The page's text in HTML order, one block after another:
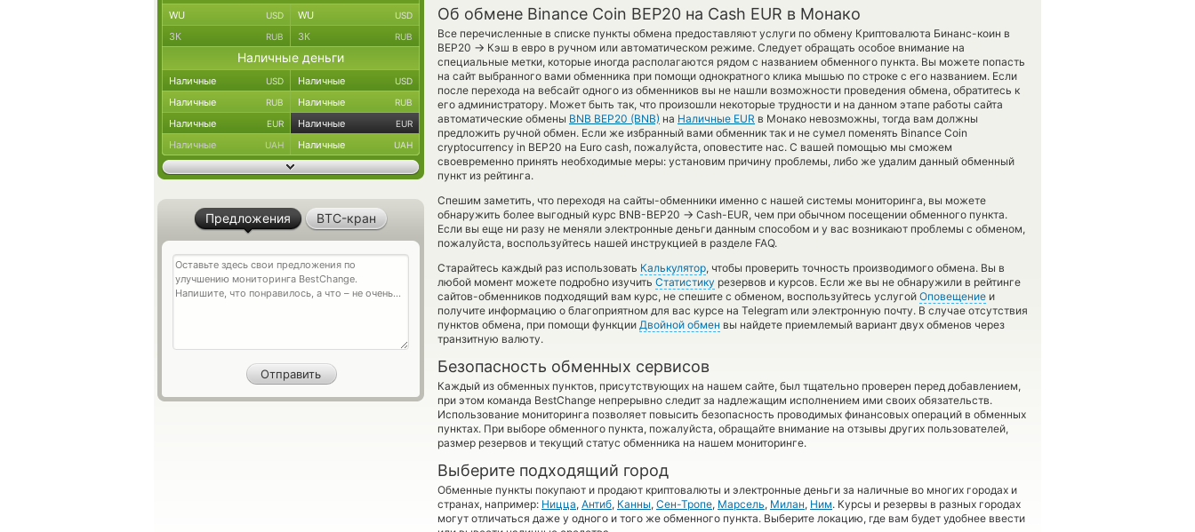
Об обмене Binance Coin BEP20 на Cash EUR в Монако
Все перечисленные в списке пункты обмена предоставляют услуги по обмену Криптовалюта Бинанс-коин в
BEP20 → Кэш в евро в ручном или автоматическом режиме. Следует обращать особое внимание на
специальные метки, которые иногда располагаются рядом с названием обменного пункта. Вы можете попасть
на сайт выбранного вами обменника при помощи однократного клика мышью по строке с его названием. Если
после перехода на вебсайт одного из обменников вы не нашли возможности проведения обмена, обратитесь к
его администратору. Может быть так, что произошли некоторые трудности и на данном этапе работы сайта
автоматические обмены BNB BEP20 (BNB) на Наличные EUR в Монако невозможны, тогда вам должны
предложить ручной обмен. Если же избранный вами обменник так и не сумел поменять Binance Coin
cryptocurrency in BEP20 на Euro cash, пожалуйста, оповестите нас. С вашей помощью мы сможем
своевременно принять необходимые меры: установим причину проблемы, либо же удалим данный обменный
пункт из рейтинга.
Спешим заметить, что переходя на сайты-обменники именно с нашей системы мониторинга, вы можете
обнаружить более выгодный курс BNB-BEP20 → Cash-EUR, чем при обычном посещении обменного пункта.
Если вы еще ни разу не меняли электронные деньги данным способом и у вас возникают проблемы с обменом,
пожалуйста, воспользуйтесь нашей инструкцией в разделе FAQ.
Старайтесь каждый раз использовать Калькулятор, чтобы проверить точность производимого обмена. Вы в
любой момент можете подробно изучить Статистику резервов и курсов. Если же вы не обнаружили в рейтинге
сайтов-обменников подходящий вам курс, не спешите с обменом, воспользуйтесь услугой Оповещение и
получите информацию о благоприятном для вас курсе на Telegram или электронную почту. В случае отсутствия
пунктов обмена, при помощи функции Двойной обмен вы найдете приемлемый вариант двух обменов через
транзитную валюту.
Безопасность обменных сервисов
Каждый из обменных пунктов, присутствующих на нашем сайте, был тщательно проверен перед добавлением,
при этом команда BestChange непрерывно следит за надлежащим исполнением ими своих обязательств.
Использование мониторинга позволяет повысить безопасность проводимых финансовых операций в обменных
пунктах. При выборе обменного пункта, пожалуйста, обращайте внимание на отзывы других пользователей,
размер резервов и текущий статус обменника на нашем мониторинге.
Выберите подходящий город
Обменные пункты покупают и продают криптовалюты и электронные деньги за наличные во многих городах и
странах, например: Ницца, Антиб, Канны, Сен-Тропе, Марсель, Милан, Ним. Курсы и резервы в разных городах
могут отличаться даже у одного и того же обменного пункта. Выберите локацию, где вам будет удобнее ввести
WU USD WU USD
ЗК RUB ЗК RUB
Наличные деньги
Наличные USD Наличные USD
Наличные RUB Наличные RUB
Наличные EUR Наличные EUR
Наличные UAH Наличные UAH
Предложения BTC-кран